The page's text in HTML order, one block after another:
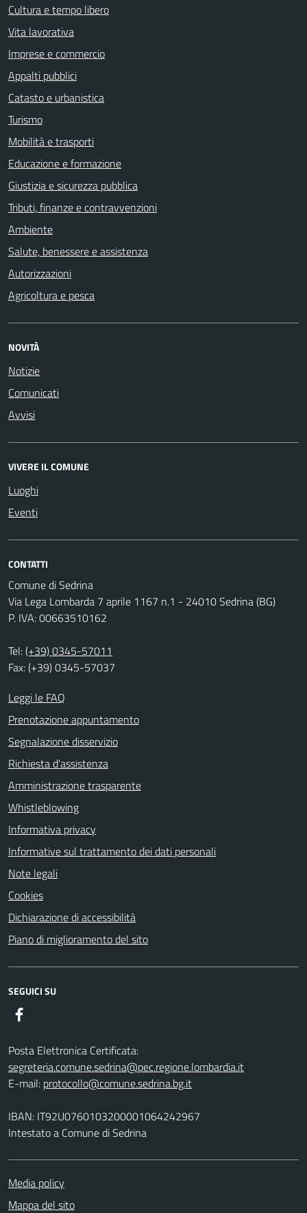
Cultura e tempo libero
Vita lavorativa
Imprese e commercio
Appalti pubblici
Catasto e urbanistica
Turismo
Mobilità e trasporti
Educazione e formazione
Giustizia e sicurezza pubblica
Tributi, finanze e contravvenzioni
Ambiente
Salute, benessere e assistenza
Autorizzazioni
Agricoltura e pesca
NOVITÀ
Notizie
Comunicati
Avvisi
VIVERE IL COMUNE
Luoghi
Eventi
CONTATTI
Comune di Sedrina
Via Lega Lombarda 7 aprile 1167 n.1 - 24010 Sedrina (BG)
P. IVA: 00663510162
Tel:(+39) 0345-57011
Fax: (+39) 0345-57037
Leggi le FAQ
Prenotazione appuntamento
Segnalazione disservizio
Richiesta d'assistenza
Amministrazione trasparente
Whistleblowing
Informativa privacy
Informative sul trattamento dei dati personali
Note legali
Cookies
Dichiarazione di accessibilità
Piano di miglioramento del sito
SEGUICI SU
Posta Elettronica Certificata:
segreteria.comune.sedrina@pec.regione.lombardia.it
E-mail: protocollo@comune.sedrina.bg.it
IBAN: IT92U0760103200001064242967
Intestato a Comune di Sedrina
Media policy
Mappa del sito